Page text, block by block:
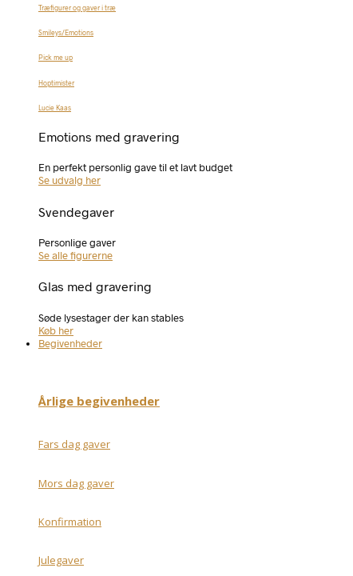
Træfigurer og gaver i træ
Smileys/Emotions
Pick me up
Hoptimister
Lucie Kaas
Emotions med gravering
En perfekt personlig gave til et lavt budget
Se udvalg her
Svendegaver
Personlige gaver
Se alle figurerne
Glas med gravering
Søde lysestager der kan stables
Køb her
Begivenheder
Årlige begivenheder
Fars dag gaver
Mors dag gaver
Konfirmation
Julegaver